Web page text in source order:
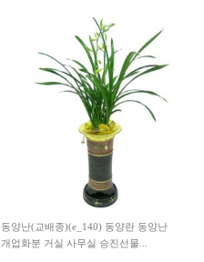
동양난(교배종)(e_140) 동양란 동양난
개업화분 거실 사무실 승진선물...